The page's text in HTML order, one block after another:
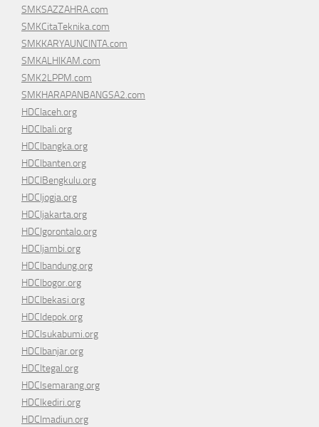
SMKSAZZAHRA.com
SMKCitaTeknika.com
SMKKARYAUNCINTA.com
SMKALHIKAM.com
SMK2LPPM.com
SMKHARAPANBANGSA2.com
HDCIaceh.org
HDCIbali.org
HDCIbangka.org
HDCIbanten.org
HDCIBengkulu.org
HDCIjogja.org
HDCIjakarta.org
HDCIgorontalo.org
HDCIjambi.org
HDCIbandung.org
HDCIbogor.org
HDCIbekasi.org
HDCIdepok.org
HDCIsukabumi.org
HDCIbanjar.org
HDCItegal.org
HDCIsemarang.org
HDCIkediri.org
HDCImadiun.org